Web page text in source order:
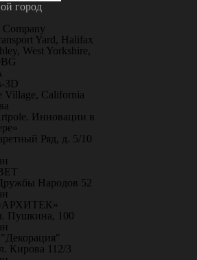
город
Yard, Halifax
West Yorkshire,
3D
Village, California
Инновации в
Ряд, д. 5/10
Народов 52
«АРХИТЕК»
Пушкина, 100
Кирова 112/3